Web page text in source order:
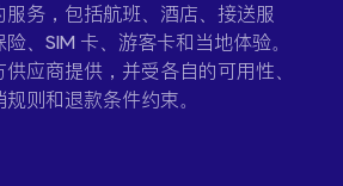
务，包括航班、酒店、接送服
、SIM 卡、游客卡和当地体验。
应商提供，并受各自的可用性、
则和退款条件约束。